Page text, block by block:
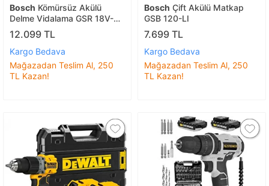
Bosch Kömürsüz Akülü
Delme Vidalama GSR 18V-50
+ 2 x 2 Ah
12.099 TL
Kargo Bedava
Mağazadan Teslim Al, 250
TL Kazan!
Bosch Çift Akülü Matkap
GSB 120-LI
7.699 TL
Kargo Bedava
Mağazadan Teslim Al, 250
TL Kazan!